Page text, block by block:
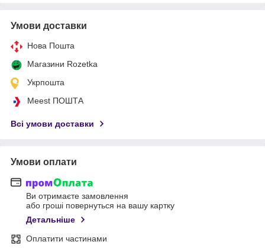
Умови доставки
Нова Пошта
Магазини Rozetka
Укрпошта
Meest ПОШТА
Всі умови доставки
Умови оплати
Ви отримаєте замовлення
або гроші повернуться на вашу картку
Детальніше
Оплатити частинами